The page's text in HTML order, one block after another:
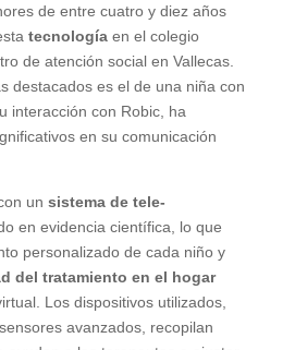
de entre cuatro y diez años
tecnologíaen el colegio
de atención social en Vallecas.
destacados es el de una niña con
interacción con Robic, ha
en su comunicación
un sistema de tele-
en evidencia científica, lo que
personalizado de cada niño y
del tratamiento en el hogar
Los dispositivos utilizados,
avanzados, recopilan